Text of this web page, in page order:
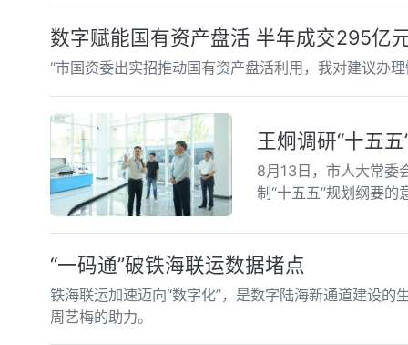
数字赋能国有资产盘活 半年成交295亿
“市国资委出实招推动国有资产盘活利用，我对建议办
王炯调研“十五
8月13日，市人大常委
制“十五五”规划纲要的
“一码通”破铁海联运数据堵点
铁海联运加速迈向“数字化”，是数字陆海新通道建设
周艺梅的助力。